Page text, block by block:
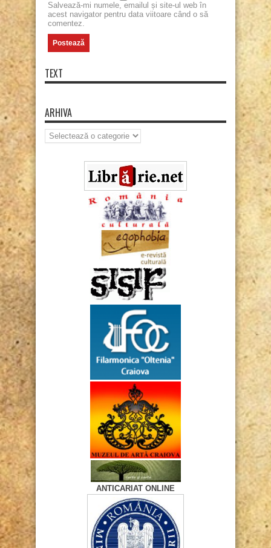
Salvează-mi numele, emailul și site-ul web în
acest navigator pentru data viitoare când o să
comentez.
TEXT
ARHIVA
Arhiva
ANTICARIAT ONLINE